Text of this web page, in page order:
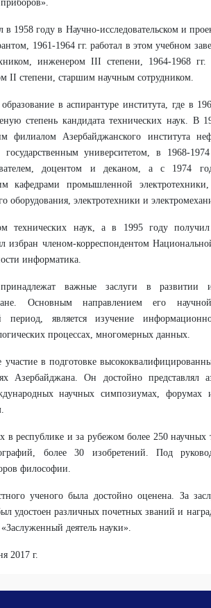
в 1958 году в Научно-исследовательском и
1961-1964 гг. работал в этом учебном
инженером III степени, 1964-1968
II степени, старшим научным сотрудником.
в аспирантуре института, где в
степень кандидата технических наук. В
филиалом Азербайджанского института
университетом, в 1968-
доцентом и деканом, а с 1974
кафедрами промышленной электротехники,
оборудования, электротехники и
технических наук, а в 1995 году получил
избран членом-корреспондентом
информатика.
важные заслуги в развитии
Основным направлением его научной
период, является изучение
процессах, многомерных данных.
в подготовке
Азербайджана. Он достойно представлял
научных симпозиумах, форумах
республике и за рубежом более 250 научных
более 30 изобретений. Под
философии.
ученого была достойно оценена. За
удостоен различных почетных званий и
деятель науки».
2017 г.